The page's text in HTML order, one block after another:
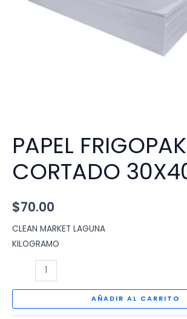
PAPEL FRIGOPAK
CORTADO
$70.00
CLEAN MARKET LAGUNA
KILOGRAMO
FRIGOPAK
30X40
AÑADIR AL CARRITO